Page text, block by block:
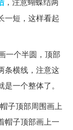
一短，这样看起
一个半圆，顶部
条横线，注意这
一个整体了。
子顶部周围画上
帽子顶部画上一